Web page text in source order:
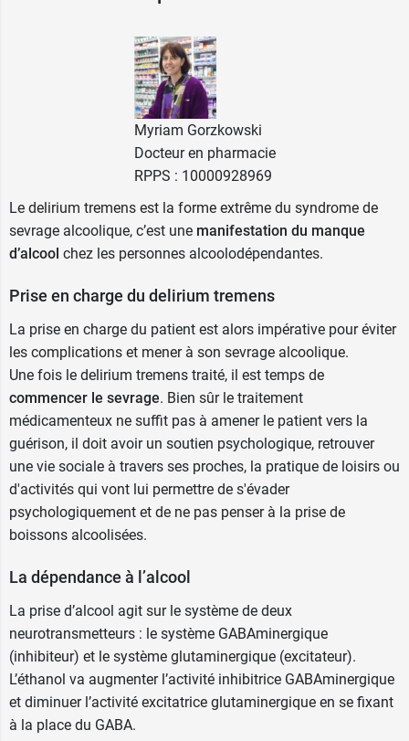
peut être pris en cas de maladie
En cas d'allaitement ou de grossesse, évitez de
prendre ce médicament.
En cas de prise en excès de ce médicament, il
Lire attentivement la notice avant de prendre les
comprimés Bevitine.
Conditionnement :boîte de 20 comprimés
enrobés.
Les laboratoires DB Pharma vous proposent
également lesampoules injectables de Bévitine
Myriam Gorzkowski
Docteur en pharmacie
RPPS : 10000928969
Le delirium tremens est la forme extrême du syndrome de
sevrage alcoolique, c’est une manifestation du manque
d’alcool chez les personnes alcoolodépendantes.
Prise en charge du delirium tremens
La prise en charge du patient est alors impérative pour éviter
les complications et mener à son sevrage alcoolique.
Une fois le delirium tremens traité, il est temps de
commencer le sevrage. Bien sûr le traitement
médicamenteux ne suffit pas à amener le patient vers la
guérison, il doit avoir un soutien psychologique, retrouver
une vie sociale à travers ses proches, la pratique de loisirs ou
d'activités qui vont lui permettre de s'évader
psychologiquement et de ne pas penser à la prise de
boissons alcoolisées.
La dépendance à l’alcool
La prise d’alcool agit sur le système de deux
neurotransmetteurs : le système GABAminergique
(inhibiteur) et le système glutaminergique (excitateur).
L’éthanol va augmenter l’activité inhibitrice GABAminergique
et diminuer l’activité excitatrice glutaminergique en se fixant
à la place du GABA.